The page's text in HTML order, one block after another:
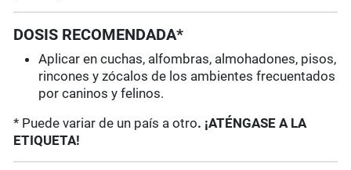
DOSIS RECOMENDADA*
Aplicar en cuchas, alfombras, almohadones, pisos,
rincones y zócalos de los ambientes frecuentados
por caninos y felinos.
* Puede variar de un país a otro. ¡ATÉNGASE A LA
ETIQUETA!